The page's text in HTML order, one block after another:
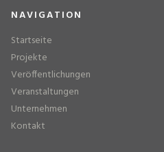
NAVIGATION
Startseite
Projekte
Veröffentlichungen
Veranstaltungen
Unternehmen
Kontakt